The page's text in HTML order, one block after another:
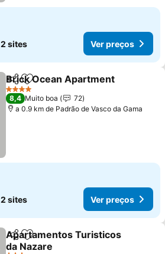
2 sites Ver preços
PartilharAdicionar aos favoritos
Brick Ocean Apartment
4 Estrelas
8,4 Muito boa
72
a 0.9 km de Padrão de Vasco da Gama
2 sites Ver preços
PartilharAdicionar aos favoritos
Apartamentos Turisticos
da Nazare